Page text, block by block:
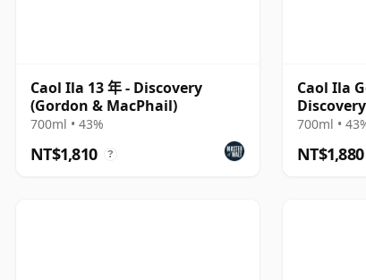
Caol Ila 13 年 - Discovery
(Gordon & MacPhail)
700ml • 43%
NT$1,810 ?
Caol Ila
700ml •
NT$1,880